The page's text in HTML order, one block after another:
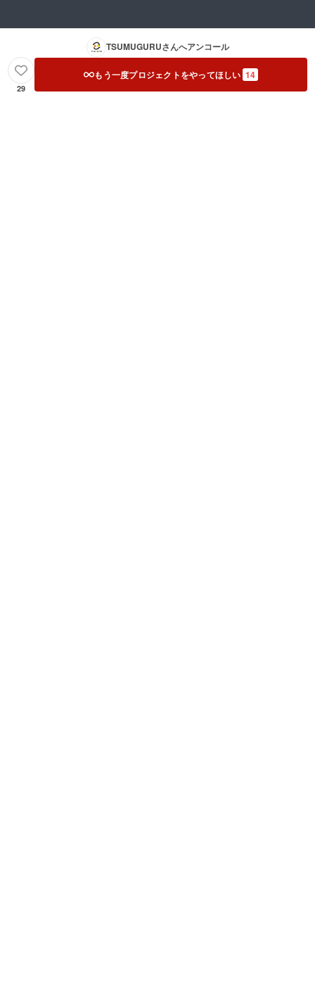
TSUMUGURUさんへアンコール
29
もう一度プロジェクトをやってほしい 14